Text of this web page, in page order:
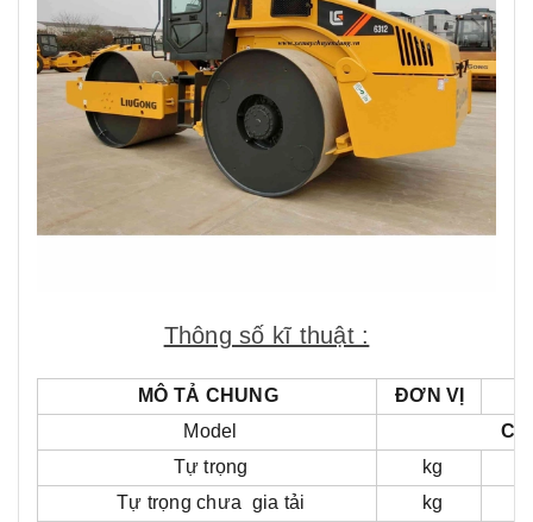
Thông số kĩ thuật :
MÔ TẢ CHUNG
ĐƠN VỊ
Model
Tự trọng
kg
Tự trọng chưa gia tải
kg